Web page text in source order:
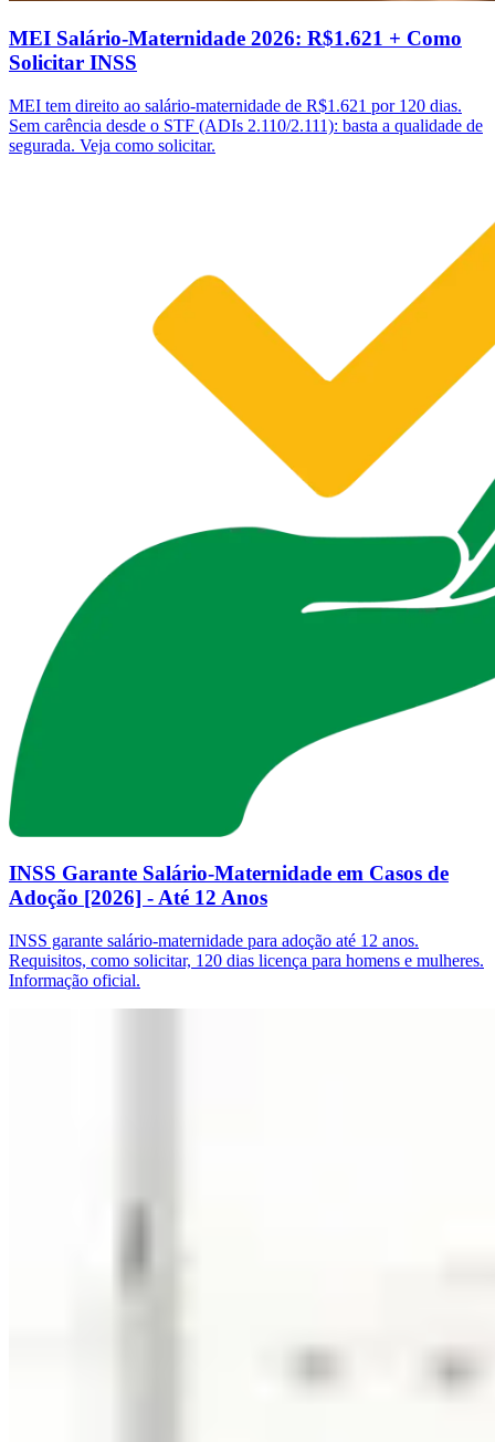
MEI Salário-Maternidade 2026: R$1.621 + Como
Solicitar INSS
MEI tem direito ao salário-maternidade de R$1.621 por 120 dias.
Sem carência desde o STF (ADIs 2.110/2.111): basta a qualidade de
segurada. Veja como solicitar.
INSS Garante Salário-Maternidade em Casos de
Adoção [2026] - Até 12 Anos
INSS garante salário-maternidade para adoção até 12 anos.
Requisitos, como solicitar, 120 dias licença para homens e mulheres.
Informação oficial.